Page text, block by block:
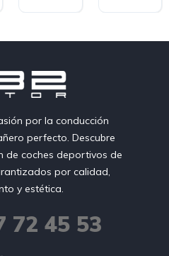
por la conducción
perfecto. Descubre
de coches deportivos de
por calidad,
y estética.
72 45 53